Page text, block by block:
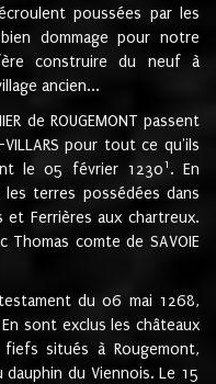
poussées par les
dommage pour notre
construire du neuf à
ancien...
de ROUGEMONT passent
VILLARS pour tout ce qu'ils
le 05 février 12301 . En
les terres possédées dans
et Ferrières aux chartreux.
Thomas comte de SAVOIE
du 06 mai 1268,
sont exclus les châteaux
situés à Rougemont,
du Viennois. Le 15